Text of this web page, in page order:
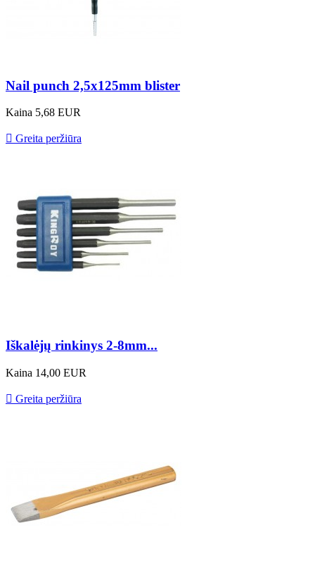
Nail punch 2,5x125mm blister
Kaina 5,68 EUR
 Greita peržiūra
Iškalėjų rinkinys 2-8mm...
Kaina 14,00 EUR
 Greita peržiūra